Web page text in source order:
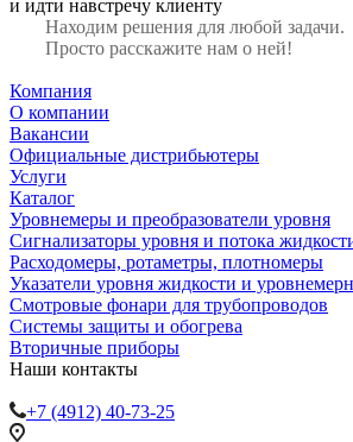
и идти навстречу клиенту
Находим решения для любой задачи.
Просто расскажите нам о ней!
Компания
О компании
Вакансии
Официальные дистрибьютеры
Услуги
Каталог
Уровнемеры и преобразователи уровня
Сигнализаторы уровня и потока
Расходомеры, ротаметры, плотномеры
Указатели уровня жидкости и
Смотровые фонари для трубопроводов
Системы защиты и обогрева
Вторичные приборы
Наши контакты
+7 (4912) 40-73-25